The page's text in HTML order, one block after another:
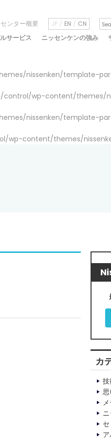
センター概要 JP EN CN
サービス ニッセンケンの強み
nissenken/template-
control/wp-content/themes/
nissenken/template-
wp-content/themes/
カ